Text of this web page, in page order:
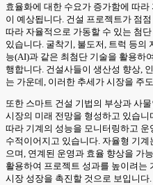
효율화에 대한 수요가 증가함에 따
이 예상됩니다. 건설 프로젝트가 점
따라 자율적으로 가동할 수 있는 첨
있습니다. 굴착기, 불도저, 트럭 등의
능(AI)과 같은 최첨단 기술을 활용하
행합니다. 건설사들이 생산성 향상,
는 가운데, 이러한 추세가 시장을 주
또한 스마트 건설 기법의 부상과 사
시장의 미래 전망을 형성하고 있습
따라 기계의 성능을 모니터링하고
수적이어지고 있습니다. 자율형 기
으며, 연계된 운영과 효율 향상을 가
활용하여 프로젝트 성과를 높이려는
시장 성장을 촉진할 것으로 보입니다.